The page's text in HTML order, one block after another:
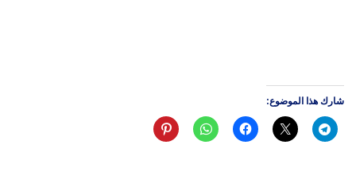
شارك هذا الموضوع: